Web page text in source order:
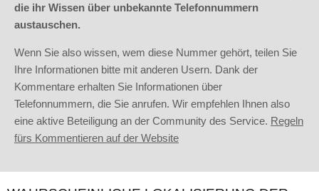
die ihr Wissen über unbekannte Telefonnummern
austauschen.
Wenn Sie also wissen, wem diese Nummer gehört, teilen Sie
Ihre Informationen bitte mit anderen Usern. Dank der
Kommentare erhalten Sie Informationen über
Telefonnummern, die Sie anrufen. Wir empfehlen Ihnen also
eine aktive Beteiligung an der Community des Service. Regeln
fürs Kommentieren auf der Website